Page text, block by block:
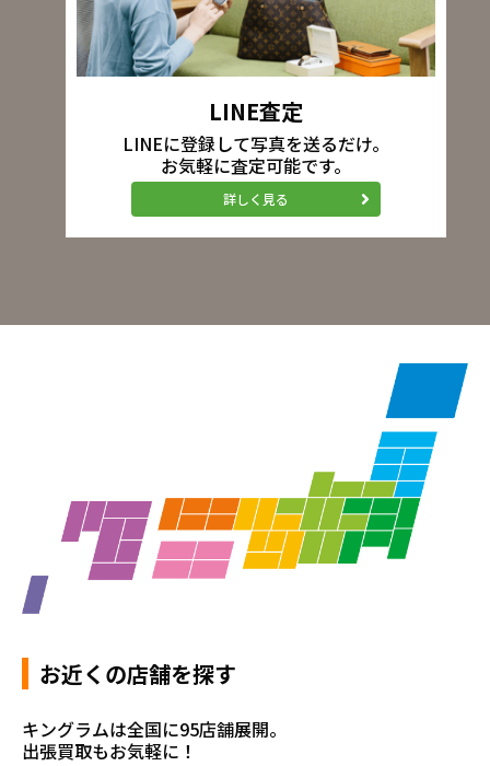
LINE査定
LINEに登録して写真を送るだけ。
お気軽に査定可能です。
詳しく見る
お近くの店舗を探す
キングラムは全国に95店舗展開。
出張買取もお気軽に！